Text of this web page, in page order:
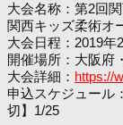
大会名称：第2回
関西キッズ柔術オ
大会日程：2019年
開催場所：大阪府
大会詳細： https://
申込スケジュール
切】1/25